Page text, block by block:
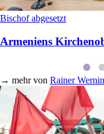
Bischof abgesetzt
Armeniens
→ mehr von Rainer